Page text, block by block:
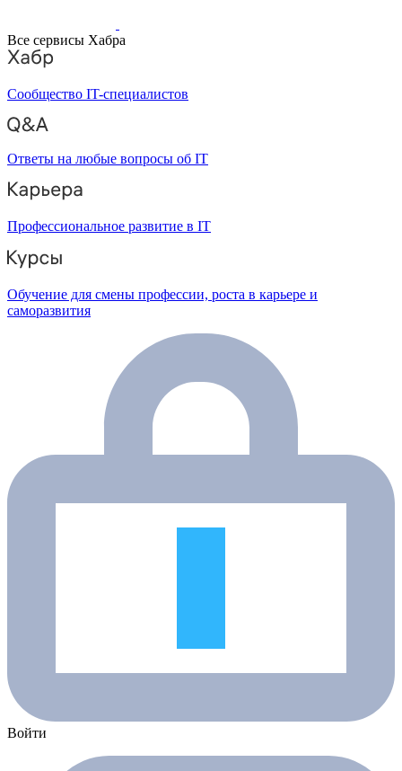
Все сервисы Хабра
Сообщество IT-специалистов
Ответы на любые вопросы об IT
Профессиональное развитие в IT
Обучение для смены профессии, роста в карьере и
саморазвития
Войти